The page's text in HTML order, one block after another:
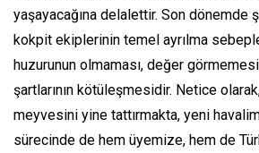
yaşayacağına delalettir. Son dönemde
kokpit ekiplerinin temel ayrılma
huzurunun olmaması, değer
şartlarının kötüleşmesidir. Netice
meyvesini yine tattırmakta, yeni
sürecinde de hem üyemize, hem de